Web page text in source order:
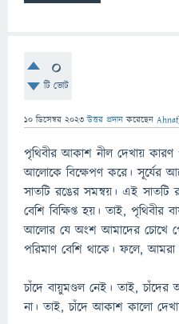
0
টি ভোট
10 ডিসেম্বর 2023 উত্তর প্রদান করেছেন
পৃথিবীর আকাশ নীল দেখায় কারণ
আলোকে বিক্ষেপণ করে। সূর্যের
সাতটি রঙের সমন্বয়। এই সাতটি
বেশি বিক্ষিপ্ত হয়। তাই, পৃথিবীর
আলোর যে অংশ আমাদের চোখে
পরিমাণ বেশি থাকে। ফলে,
চাঁদে বায়ুমণ্ডল নেই। তাই,
না। তাই, চাঁদে আকাশ কালো